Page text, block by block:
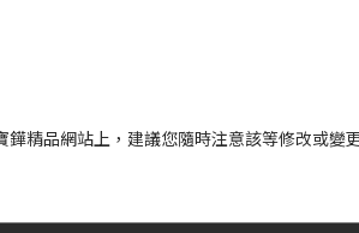
精品網站上，建議您隨時注意該等修改或變